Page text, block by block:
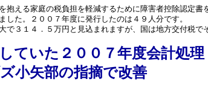
抱える家庭の税負担を軽減するために障害者控除認定
た。２００７年度に発行したのは４９人分です。
３１４．５万円と見込まれますが、国は地方交付税で
ていた２００７年度会計処理
矢部の指摘で改善